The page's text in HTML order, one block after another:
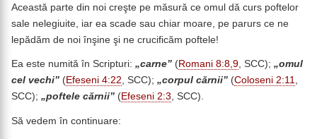
Această parte din noi creşte pe măsură ce omul dă curs poftelor
sale nelegiuite, iar ea scade sau chiar moare, pe parurs ce ne
lepădăm de noi înşine şi ne crucificăm poftele!
Ea este numită în Scripturi: „carne” (Romani 8:8,9, SCC); „omul
cel vechi” (Efeseni 4:22, SCC); „corpul cărnii” (Coloseni 2:11,
SCC); „poftele cărnii” (Efeseni 2:3, SCC).
Să vedem în continuare: